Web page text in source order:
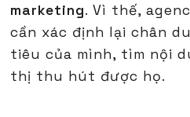
marketing. Vì thế,
cần xác định lại chân
tiêu của mình, tìm nội
thị thu hút được họ.